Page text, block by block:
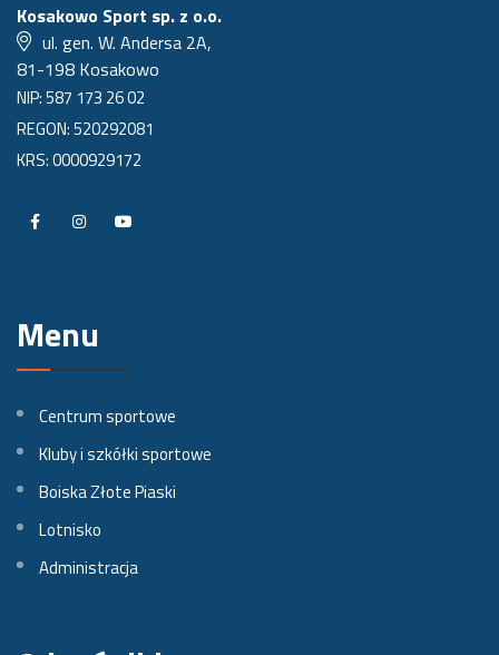
Kosakowo Sport sp. z o.o.
ul. gen. W. Andersa 2A,
81-198 Kosakowo
NIP: 587 173 26 02
REGON: 520292081
KRS: 0000929172
P
f
F
a
P
f
I
n
o
t
Menu
Centrum sportowe
Kluby i szkółki sportowe
Boiska Złote Piaski
Lotnisko
Administracja